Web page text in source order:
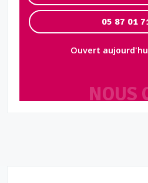
NOUS
05 87 01
Ouvert